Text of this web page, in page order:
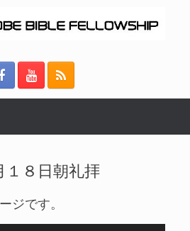
１８日朝礼拝
ジです。